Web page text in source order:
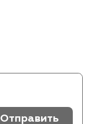
Отправить